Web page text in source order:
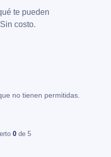
te pueden
costo.
no tienen permitidas.
0 de 5